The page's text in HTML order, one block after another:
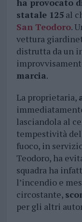
ha provocato
statale 125al
San Teodoro.
vettura
distrutta da un
marcia.
La proprietaria,
lasciandola al
tempestività
fuoco, in
Teodoro, ha
squadra ha
l’incendio e
circostante,
per gli altri